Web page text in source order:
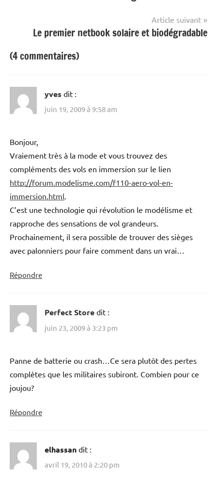
Article suivant
Le premier netbook solaire et biodégradable
(4 commentaires)
yves dit :
juin 19, 2009 à 9:58 am
Bonjour,
Vraiement très à la mode et vous trouvez des
compléments des vols en immersion sur le lien
http://forum.modelisme.com/f110-aero-vol-en-
immersion.html.
C’est une technologie qui révolution le modélisme et
rapproche des sensations de vol grandeurs.
Prochainement, il sera possible de trouver des sièges
avec palonniers pour faire comment dans un vrai…
Répondre
Perfect Store dit :
juin 23, 2009 à 3:23 pm
Panne de batterie ou crash…Ce sera plutôt des pertes
complètes que les militaires subiront. Combien pour ce
joujou?
Répondre
elhassan dit :
avril 19, 2010 à 2:20 pm